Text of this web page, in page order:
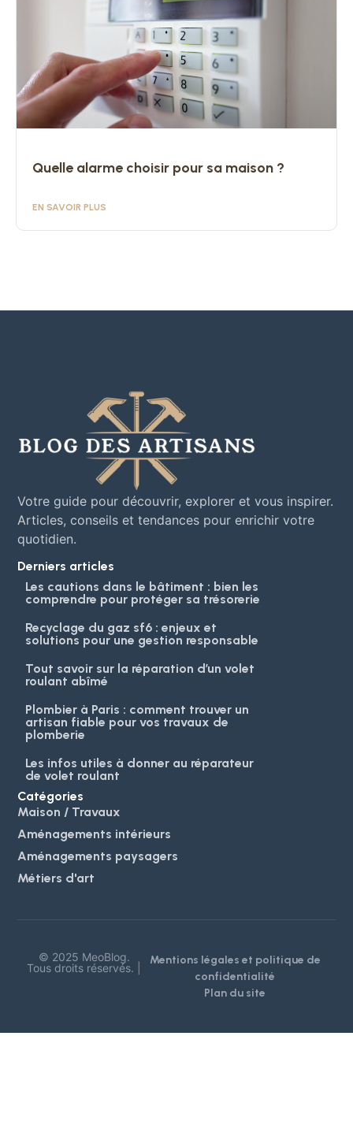
Quelle alarme choisir pour sa maison ?
EN SAVOIR PLUS
Votre guide pour découvrir, explorer et vous inspirer.
Articles, conseils et tendances pour enrichir votre
quotidien.
Derniers articles
Les cautions dans le bâtiment : bien les
comprendre pour protéger sa trésorerie
Recyclage du gaz sf6 : enjeux et
solutions pour une gestion responsable
Tout savoir sur la réparation d’un volet
roulant abîmé
Plombier à Paris : comment trouver un
artisan fiable pour vos travaux de
plomberie
Les infos utiles à donner au réparateur
de volet roulant
Catégories
Maison / Travaux
Aménagements intérieurs
Aménagements paysagers
Métiers d'art
© 2025 MeoBlog.
Tous droits réservés. |
Mentions légales et politique de
confidentialité
Plan du site